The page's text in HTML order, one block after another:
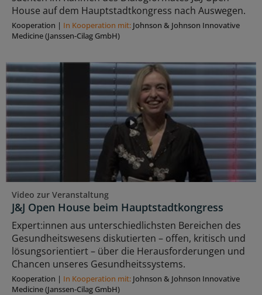
House auf dem Hauptstadtkongress nach Auswegen.
Kooperation | In Kooperation mit: Johnson & Johnson Innovative
Medicine (Janssen-Cilag GmbH)
Video zur Veranstaltung
J&J Open House beim Hauptstadtkongress
Expert:innen aus unterschiedlichsten Bereichen des
Gesundheitswesens diskutierten – offen, kritisch und
lösungsorientiert – über die Herausforderungen und
Chancen unseres Gesundheitssystems.
Kooperation | In Kooperation mit: Johnson & Johnson Innovative
Medicine (Janssen-Cilag GmbH)